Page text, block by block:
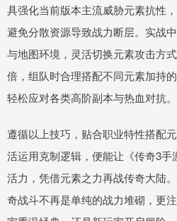
具强化当前版本主流威胁元素抗性
避免分散资源导致战力断层。实战
与地图环境，灵活切换元素攻击方
倍，组队时合理搭配不同元素加持
轻松应对各类高阶副本与热血对抗。
遵循以上技巧，贴合职业特性搭配
活运用克制逻辑，便能让《传奇3
活力，凭借元素之力再战传奇大陆
奇战斗不再是单纯的战力堆砌，更